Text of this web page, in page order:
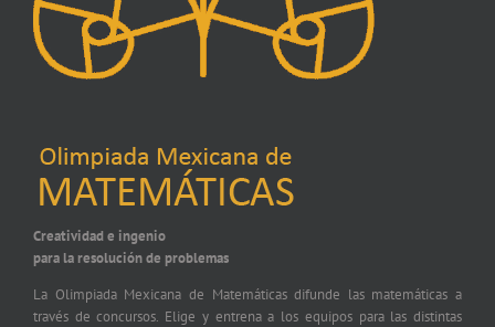
Creatividad e ingenio
para la resolución de problemas
La Olimpiada Mexicana de Matemáticas difunde las matemáticas a
través de concursos. Elige y entrena a los equipos para las distintas